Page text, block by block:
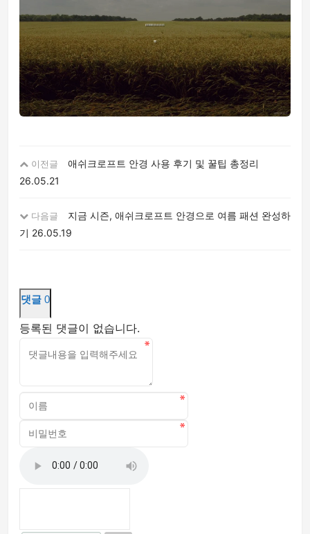
이전글
애쉬크로프트 안경 사용 후기 및 꿀팁 총정리
26.05.21
다음글
지금 시즌, 애쉬크로프트 안경으로 여름 패션 완성하
기 26.05.19
댓글 0
등록된 댓글이 없습니다.